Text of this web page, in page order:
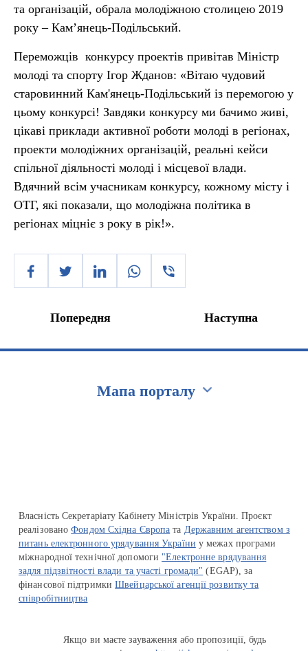
та організацій, обрала молодіжною столицею 2019
року – Кам’янець-Подільський.
Переможців конкурсу проектів привітав Міністр
молоді та спорту Ігор Жданов: «Вітаю чудовий
старовинний Кам'янець-Подільський із перемогою у
цьому конкурсі! Завдяки конкурсу ми бачимо живі,
цікаві приклади активної роботи молоді в регіонах,
проекти молодіжних організацій, реальні кейси
спільної діяльності молоді і місцевої влади.
Вдячний всім учасникам конкурсу, кожному місту і
ОТГ, які показали, що молодіжна політика в
регіонах міцніє з року в рік!».
Попередня Наступна
Мапа порталу
Власність Секретаріату Кабінету Міністрів України. Проєкт
реалізованоФондом Східна Європа та Державним агентством з
питань електронного урядування України у межах програми
міжнародної технічної допомоги "Електронне врядування
задля підзвітності влади та участі громади" (EGAP), за
фінансової підтримкиШвейцарської агенції розвитку та
співробітництва
Якщо ви маєте зауваження або пропозиції, будь